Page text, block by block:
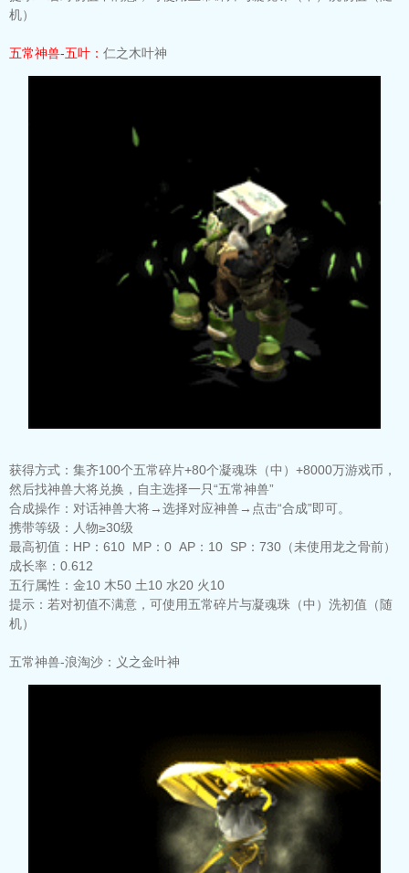
机）
五常神兽-五叶： 仁之木叶神
获得方式： 集齐100个五常碎片+80个凝魂珠（中）+8000万游戏币，
然后找神兽大将兑换，自主选择一只“五常神兽”
合成操作： 对话神兽大将→选择对应神兽→点击“合成”即可。
携带等级： 人物≥30级
最高初值： HP：610 MP：0 AP：10 SP：730（未使用龙之骨前）
成长率： 0.612
五行属性： 金10 木50 土10 水20 火10
提示： 若对初值不满意，可使用五常碎片与凝魂珠（中）洗初值（随
机）
五常神兽-浪淘沙：义之金叶神